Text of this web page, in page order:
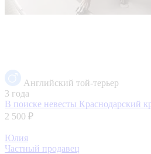
Английский той-терьер
3 года
В поиске невесты Краснодарский
2 500 ₽
Юлия
Частный продавец